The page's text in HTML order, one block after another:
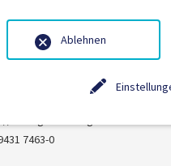
metall GmbH
- Deutschland
biegetechnik.de
www.gesco-biegetechnik.de
7463-0
Ablehnen